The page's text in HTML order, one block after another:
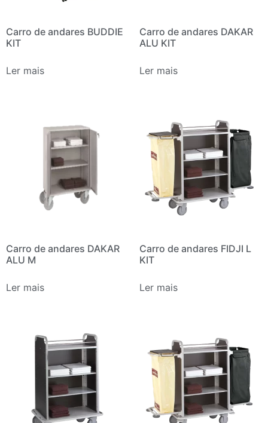
Carro de andares BUDDIE
KIT
Ler mais
Carro de andares DAKAR
ALU KIT
Ler mais
Carro de andares DAKAR
ALU M
Ler mais
Carro de andares FIDJI L
KIT
Ler mais